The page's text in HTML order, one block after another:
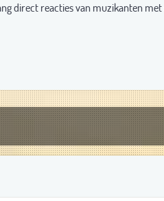
direct reacties van muzikanten